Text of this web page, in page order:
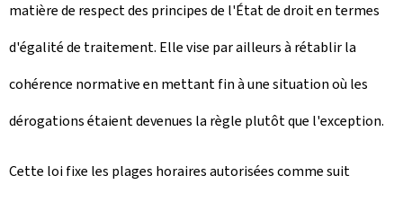
matière de respect des principes de l'État de droit en termes
d'égalité de traitement. Elle vise par ailleurs à rétablir la
cohérence normative en mettant fin à une situation où les
dérogations étaient devenues la règle plutôt que l'exception.
Cette loi fixe les plages horaires autorisées comme suit